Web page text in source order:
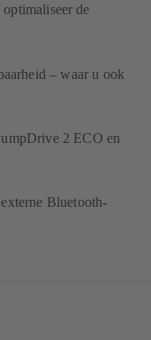
de
– waar u ook
2 ECO en
Bluetooth-